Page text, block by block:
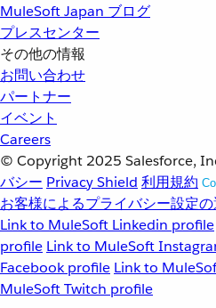
MuleSoft Japan ブログ
プレスセンター
その他の情報
お問い合わせ
パートナー
イベント
Careers
© Copyright 2025 Salesforce,
バシー Privacy Shield 利用規約
お客様によるプライバシー設定
Link to MuleSoft Linkedin profile
profile Link to MuleSoft
Facebook profile Link to
MuleSoft Twitch profile